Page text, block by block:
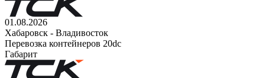
01.08.2026
Хабаровск - Владивосток
Перевозка контейнеров 20dc
Габарит